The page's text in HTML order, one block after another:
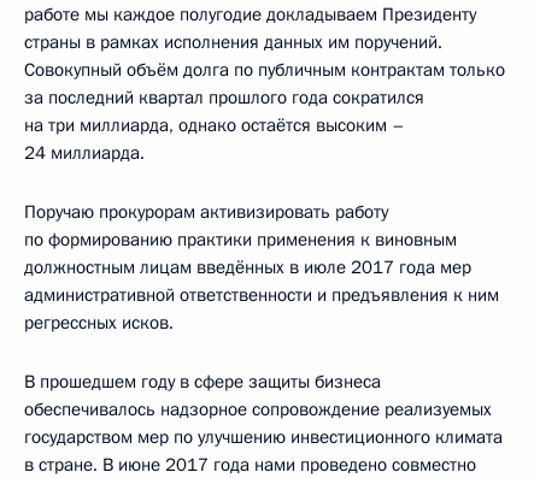
работе мы каждое полугодие докладываем Президенту
страны в рамках исполнения данных им поручений.
Совокупный объём долга по публичным контрактам только
за последний квартал прошлого года сократился
на три миллиарда, однако остаётся высоким –
24 миллиарда.
Поручаю прокурорам активизировать работу
по формированию практики применения к виновным
должностным лицам введённых в июле 2017 года мер
административной ответственности и предъявления к ним
регрессных исков.
В прошедшем году в сфере защиты бизнеса
обеспечивалось надзорное сопровождение реализуемых
государством мер по улучшению инвестиционного климата
в стране. В июне 2017 года нами проведено совместно